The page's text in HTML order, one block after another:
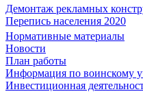
Демонтаж рекламных
Перепись населения 2020
Нормативные материалы
Новости
План работы
Информация по воинскому
Инвестиционная